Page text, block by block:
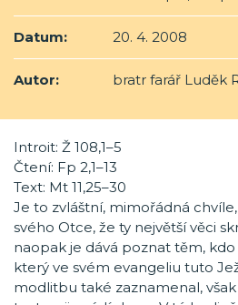
Datum: 20. 4. 2008
Autor: bratr farář Luděk
Introit: Ž 108,1–5
Čtení: Fp 2,1–13
Text: Mt 11,25–30
Je to zvláštní, mimořádná
svého Otce, že ty největší věci
naopak je dává poznat těm,
který ve svém evangeliu tuto
modlitbu také zaznamenal,